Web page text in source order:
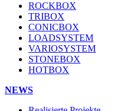
ROCKBOX
TRIBOX
CONICBOX
LOADSYSTEM
VARIOSYSTEM
STONEBOX
HOTBOX
NEWS